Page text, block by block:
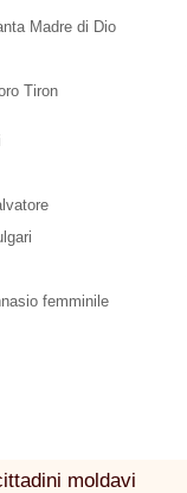
Madre di Dio
Tiron
femminile
moldavi